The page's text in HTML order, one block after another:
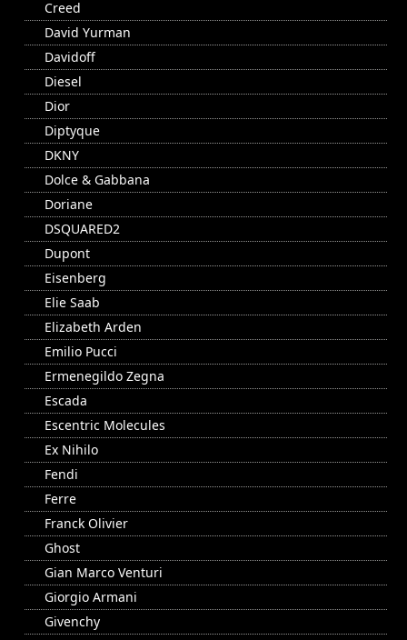
Creed
David Yurman
Davidoff
Diesel
Dior
Diptyque
DKNY
Dolce & Gabbana
Doriane
DSQUARED2
Dupont
Eisenberg
Elie Saab
Elizabeth Arden
Emilio Pucci
Ermenegildo Zegna
Escada
Escentric Molecules
Ex Nihilo
Fendi
Ferre
Franck Olivier
Ghost
Gian Marco Venturi
Giorgio Armani
Givenchy